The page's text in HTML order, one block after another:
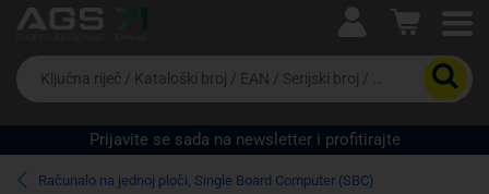
Ova postavka prilagođava asortiman proizvoda i
cijene vašim potrebama.
Pravno lice
Da
biste
potražili
proizvod,
unesite
ključnu
Prijavite se sada na newsletter i profitirajte
Računalo na jednoj ploči, Single Board Computer (SBC)